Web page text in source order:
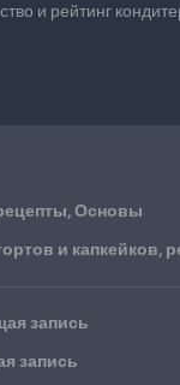
и рейтинг
,Основы
и капкейков,
запись
запись